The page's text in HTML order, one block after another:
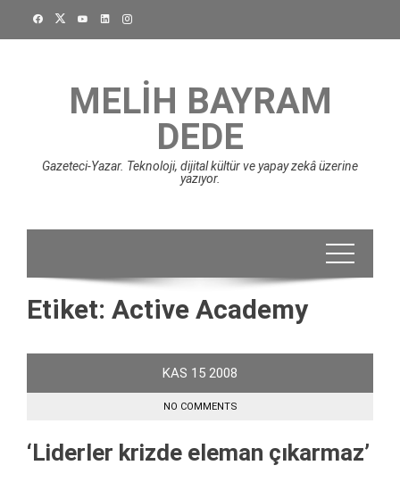
MELIH BAYRAM
DEDE
Gazeteci-Yazar. Teknoloji, dijital kültür ve yapay zekâ üzerine
yazıyor.
Etiket: Active Academy
KAS 15 2008
NO COMMENTS
‘Liderler krizde eleman çıkarmaz’